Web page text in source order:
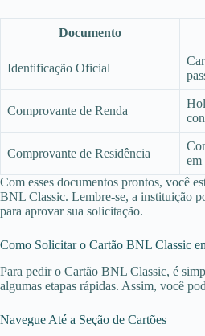
Documento
Identificação Oficial
Comprovante de Renda
Comprovante de Residência
em
Com esses documentos prontos, você
BNL Classic. Lembre-se, a instituição
para aprovar sua solicitação.
Como Solicitar o Cartão BNL Classic
Para pedir o Cartão BNL Classic, é
algumas etapas rápidas. Assim, você
Navegue Até a Seção de Cartões